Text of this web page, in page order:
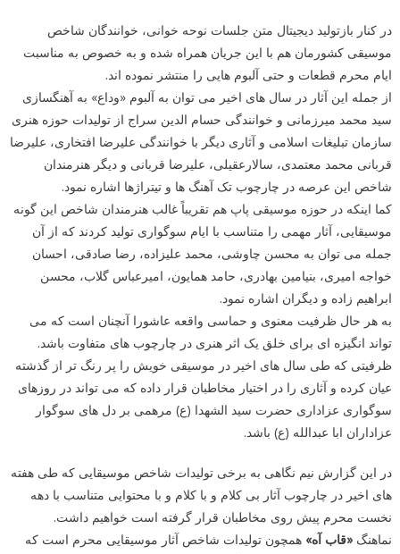
در کنار بازتولید دیجیتال متن جلسات نوحه خوانی، خوانندگان شاخص
موسیقی کشورمان هم با این جریان همراه شده و به خصوص به مناسبت
ایام محرم قطعات و حتی آلبوم هایی را منتشر نموده اند.
از جمله این آثار در سال های اخیر می توان به آلبوم «وداع» به آهنگسازی
سید محمد میرزمانی و خوانندگی حسام الدین سراج از تولیدات حوزه هنری
سازمان تبلیغات اسلامی و آثاری دیگر با خوانندگی علیرضا افتخاری، علیرضا
قربانی محمد معتمدی، سالارعقیلی، علیرضا قربانی و دیگر هنرمندان
شاخص این عرصه در چارچوب تک آهنگ ها و تیتراژها اشاره نمود.
کما اینکه در حوزه موسیقی پاپ هم تقریباً غالب هنرمندان شاخص این گونه
موسیقایی، آثار مهمی را متناسب با ایام سوگواری تولید کردند که از آن
جمله می توان به محسن چاوشی، محمد علیزاده، رضا صادقی، احسان
خواجه امیری، بنیامین بهادری، حامد همایون، امیرعباس گلاب، محسن
ابراهیم زاده و دیگران اشاره نمود.
به هر حال ظرفیت معنوی و حماسی واقعه عاشورا آنچنان است که می
تواند انگیزه ای برای خلق یک اثر هنری در چارچوب های متفاوت باشد.
ظرفیتی که طی سال های اخیر در موسیقی خویش را پر رنگ تر از گذشته
عیان کرده و آثاری را در اختیار مخاطبان قرار داده که می تواند در روزهای
سوگواری عزاداری حضرت سید الشهدا (ع) مرهمی بر دل های سوگوار
عزاداران ابا عبدالله (ع) باشد.
در این گزارش نیم نگاهی به برخی تولیدات شاخص موسیقایی که طی هفته
های اخیر در چارچوب آثار بی کلام و با کلام و با محتوایی متناسب با دهه
نخست محرم پیش روی مخاطبان قرار گرفته است خواهیم داشت.
نماهنگ «قاب آه» همچون تولیدات شاخص آثار موسیقایی محرم است که